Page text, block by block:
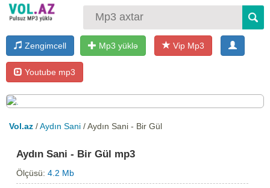
Zengimcell Mp3 yüklə Vip Mp3
Youtube mp3
Vol.az /Aydın Sani / Aydın Sani - Bir Gül
Aydın Sani - Bir Gül mp3
Ölçüsü:4.2 Mb